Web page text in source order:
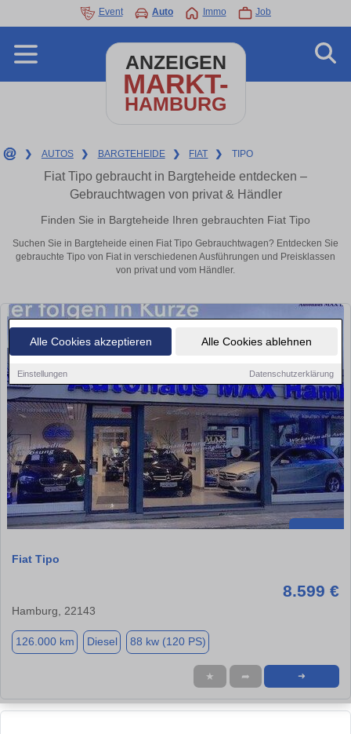
Alle Cookies akzeptieren Alle Cookies ablehnen
Einstellungen Datenschutzerklärung
Event Auto Immo Job
ANZEIGEN
MARKT-
HAMBURG
❯ AUTOS ❯ BARGTEHEIDE ❯ FIAT ❯ TIPO
Fiat Tipo gebraucht in Bargteheide entdecken –
Gebrauchtwagen von privat & Händler
Finden Sie in Bargteheide Ihren gebrauchten Fiat Tipo
Suchen Sie in Bargteheide einen Fiat Tipo Gebrauchtwagen? Entdecken Sie
gebrauchte Tipo von Fiat in verschiedenen Ausführungen und Preisklassen
von privat und vom Händler.
Fiat Tipo
8.599 €
Hamburg, 22143
126.000 km Diesel 88 kw (120 PS)
★ ➦ ➜